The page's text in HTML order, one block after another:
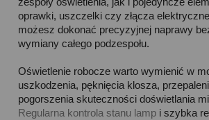
oprawki, uszczelki czy złącza
możesz dokonać precyzyjnej naprawy
wymiany całego podzespołu.
Oświetlenie robocze warto wymienić w
uszkodzenia, pęknięcia klosza,
pogorszenia skuteczności doświetlania
Regularna kontrola stanu lamp i szybka